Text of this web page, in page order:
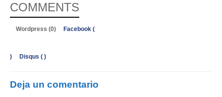
COMMENTS
Wordpress (0) Facebook (
) Disqus ( )
Deja un comentario